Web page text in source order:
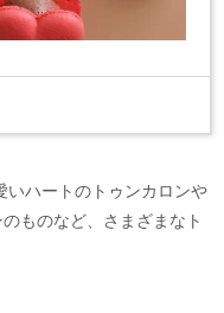
いハートのトゥンカロンや
ものなど、さまざまなト